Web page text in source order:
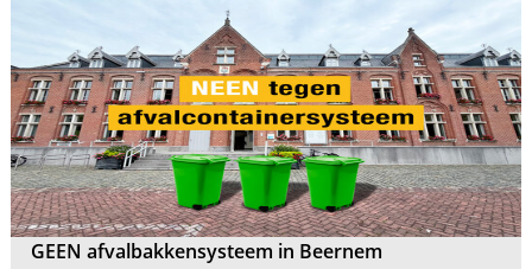
GEEN afvalbakkensysteem in Beernem